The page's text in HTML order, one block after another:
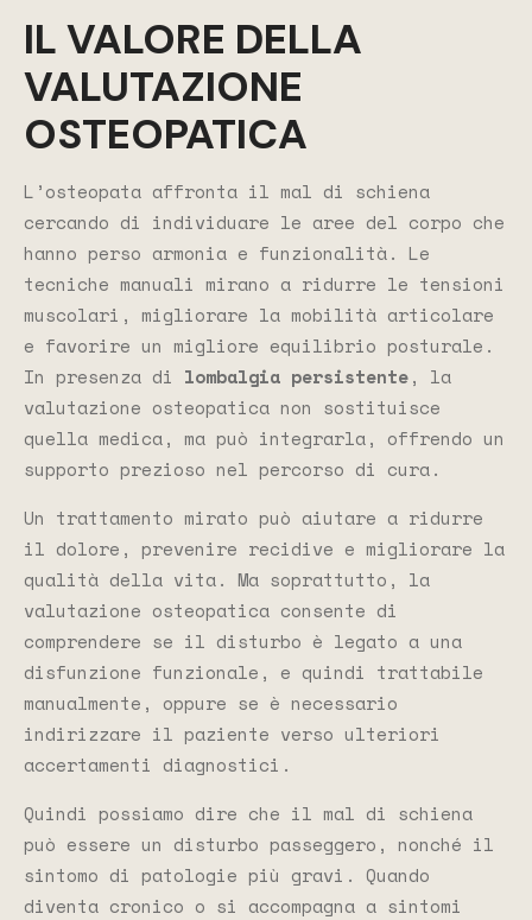
IL VALORE DELLA
VALUTAZIONE
OSTEOPATICA
L’osteopata affronta il mal di schiena
cercando di individuare le aree del corpo che
hanno perso armonia e funzionalità. Le
tecniche manuali mirano a ridurre le tensioni
muscolari, migliorare la mobilità articolare
e favorire un migliore equilibrio posturale.
In presenza di lombalgia persistente, la
valutazione osteopatica non sostituisce
quella medica, ma può integrarla, offrendo un
supporto prezioso nel percorso di cura.
Un trattamento mirato può aiutare a ridurre
il dolore, prevenire recidive e migliorare la
qualità della vita. Ma soprattutto, la
valutazione osteopatica consente di
comprendere se il disturbo è legato a una
disfunzione funzionale, e quindi trattabile
manualmente, oppure se è necessario
indirizzare il paziente verso ulteriori
accertamenti diagnostici.
Quindi possiamo dire che il mal di schiena
può essere un disturbo passeggero, nonché il
sintomo di patologie più gravi. Quando
diventa cronico o si accompagna a sintomi